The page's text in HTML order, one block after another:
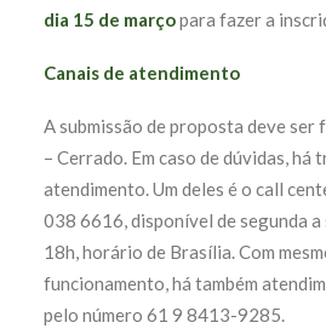
dia 15 de marçopara fazer a
Canais de atendimento
A submissão de proposta deve ser
– Cerrado. Em caso de dúvidas, há
atendimento. Um deles é o call
038 6616, disponível de segunda
18h, horário de Brasília. Com
funcionamento, há também
pelo número 61 9 8413-9285.